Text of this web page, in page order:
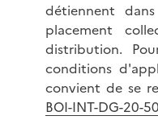
détiennent
placement
distribution.
conditions
convient de se
BOI-INT-DG-20-